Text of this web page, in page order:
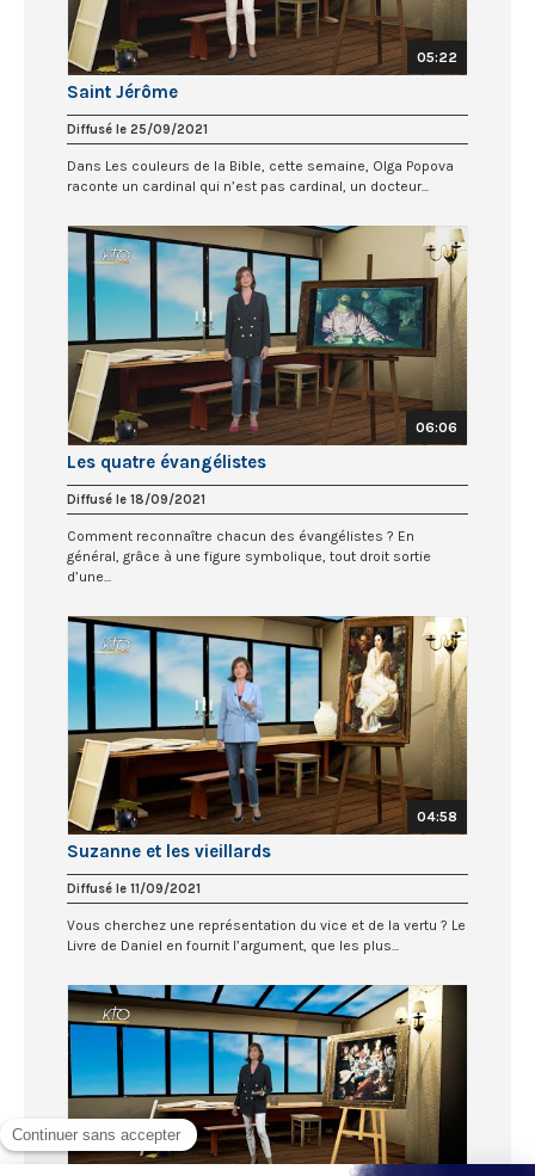
05:22
Saint Jérôme
Diffusé le 25/09/2021
Dans Les couleurs de la Bible, cette semaine, Olga Popova
raconte un cardinal qui n’est pas cardinal, un docteur...
06:06
Les quatre évangélistes
Diffusé le 18/09/2021
Comment reconnaître chacun des évangélistes ? En
général, grâce à une figure symbolique, tout droit sortie
d’une...
04:58
Suzanne et les vieillards
Diffusé le 11/09/2021
Vous cherchez une représentation du vice et de la vertu ? Le
Livre de Daniel en fournit l’argument, que les plus...